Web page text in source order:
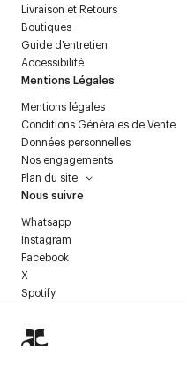
Livraison et Retours
Boutiques
Guide d'entretien
Accessibilité
Mentions Légales
Mentions légales
Conditions Générales de Vente
Données personnelles
Nos engagements
Plan du site
Nous suivre
Whatsapp
Instagram
Facebook
X
Spotify